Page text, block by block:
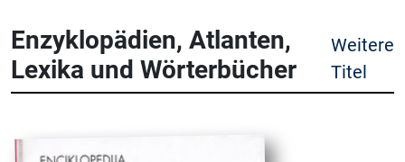
Enzyklopädien, Atlanten,
Lexika und Wörterbücher
Weitere
Titel